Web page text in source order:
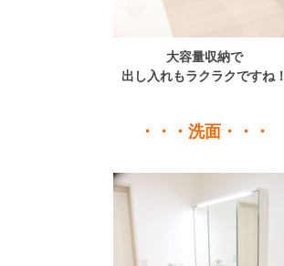
大容量収納で
出し入れもラクラクですね！
・・・洗面・・・